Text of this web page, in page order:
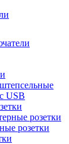
USB
розетки
розетки